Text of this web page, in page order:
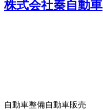
株式会社秦自動車
自動車整備自動車販売